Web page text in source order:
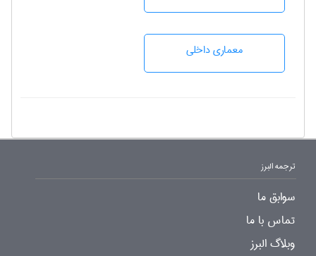
معماری داخلی
ترجمه البرز
سوابق ما
تماس با ما
وبلاگ البرز